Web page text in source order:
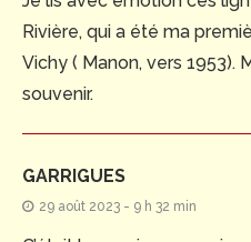
Rivière, qui a été ma
Vichy ( Manon, vers 1953).
souvenir.
GARRIGUES
29 août 2023 - 9 h 32 min